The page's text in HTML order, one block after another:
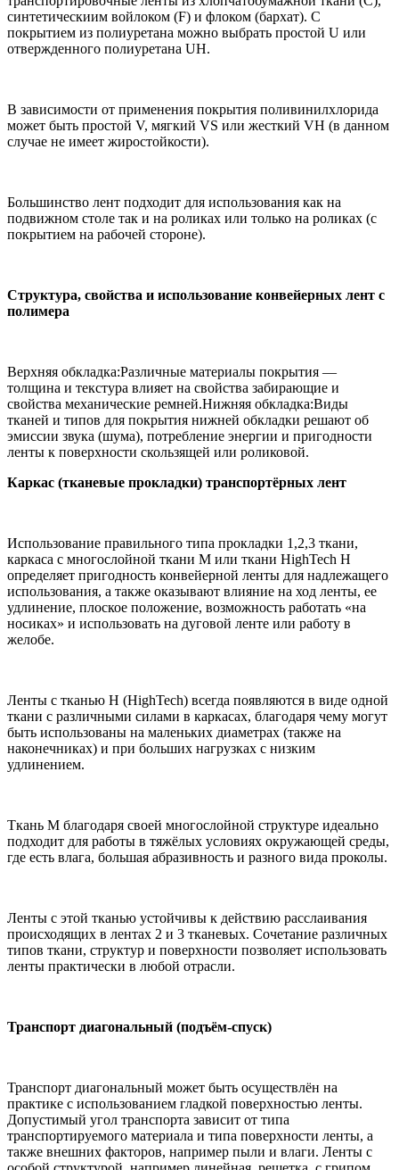
синтетическиим войлоком (F) и флоком (бархат). С
покрытием из полиуретана можно выбрать простой U или
отвержденного полиуретана UH.
В зависимости от применения покрытия поливинилхлорида
может быть простой V, мягкий VS или жесткий VH (в данном
случае не имеет жиростойкости).
Большинство лент подходит для использования как на
подвижном столе так и на роликах или только на роликах (с
покрытием на рабочей стороне).
Структура, свойства и использование конвейерных лент с
полимера
Верхняя обкладка:Различные материалы покрытия —
толщина и текстура влияет на свойства забирающие и
свойства механические ремней.Нижняя обкладка:Виды
тканей и типов для покрытия нижней обкладки решают об
эмиссии звука (шума), потребление энергии и пригодности
ленты к поверхности скользящей или роликовой.
Каркас (тканевые прокладки) транспортёрных лент
Использование правильного типа прокладки 1,2,3 ткани,
каркаса с многослойной ткани М или ткани HighTech H
определяет пригодность конвейерной ленты для надлежащего
использования, а также оказывают влияние на ход ленты, ее
удлинение, плоское положение, возможность работать «на
носиках» и использовать на дуговой ленте или работу в
желобе.
Ленты с тканью H (HighTech) всегда появляются в виде одной
ткани с различными силами в каркасах, благодаря чему могут
быть использованы на маленьких диаметрах (также на
наконечниках) и при больших нагрузках с низким
удлинением.
Ткань М благодаря своей многослойной структуре идеально
подходит для работы в тяжёлых условиях окружающей среды,
где есть влага, большая абразивность и разного вида проколы.
Ленты с этой тканью устойчивы к действию расслаивания
происходящих в лентах 2 и 3 тканевых. Сочетание различных
типов ткани, структур и поверхности позволяет использовать
ленты практически в любой отрасли.
Транспорт диагональный (подъём-спуск)
Транспорт диагональный может быть осуществлён на
практике с использованием гладкой поверхностью ленты.
Допустимый угол транспорта зависит от типа
транспортируемого материала и типа поверхности ленты, а
также внешних факторов, например пыли и влаги. Ленты с